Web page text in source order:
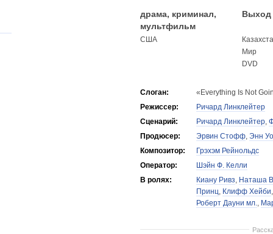
драма, криминал,
мультфильм
Выход
США
Мир
DVD
Слоган:
«Everything Is Not
Режиссер:
Ричард Линклейтер
Сценарий:
Ричард Линклейтер,
Продюсер:
Эрвин Стофф, Энн
Композитор:
Грэхэм Рейнольдс
Оператор:
Шэйн Ф. Келли
В ролях:
Киану Ривз, Наташа
Принц, Клифф Хейби
Роберт Дауни мл.,